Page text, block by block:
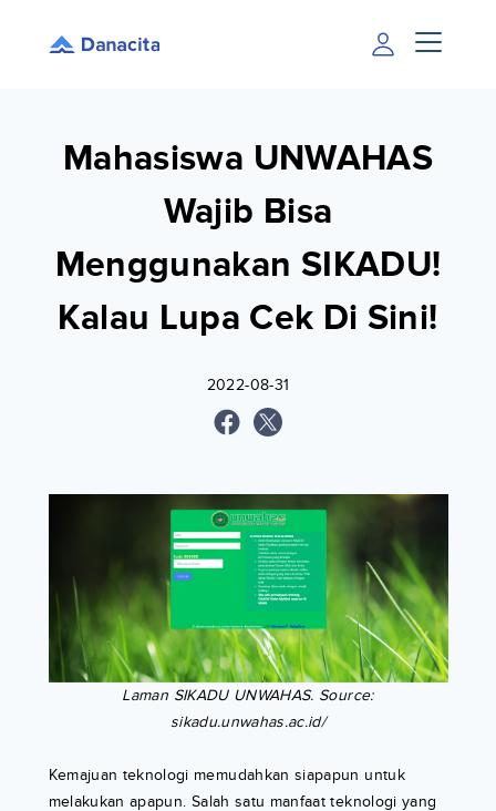
Mahasiswa UNWAHAS
Wajib Bisa
Menggunakan SIKADU!
Kalau Lupa Cek Di Sini!
2022-08-31
Laman SIKADU UNWAHAS. Source:
sikadu.unwahas.ac.id/
Kemajuan teknologi memudahkan siapapun untuk
melakukan apapun. Salah satu manfaat teknologi yang